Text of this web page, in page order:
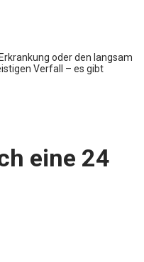
oder den langsam
Verfall – es gibt
eine 24